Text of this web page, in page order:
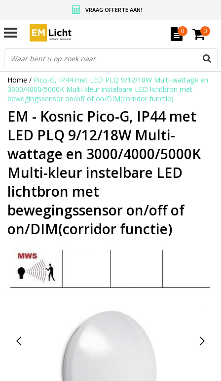
VRAAG OFFERTE AAN!
GRATIS VERZENDING BOVEN DE € 350,-
WEDERVERKOPERS KRIJGEN ALTIJD KORTING, INFORMEER!
0 0
Home / Pico-G, IP44 met LED PLQ 9/12/18W Multi-wattage en
3000/4000/5000K Multi-kleur instelbare LED lichtbron met
bewegingssensor on/off of on/DIM(corridor functie)
EM - Kosnic Pico-G, IP44 met
LED PLQ 9/12/18W Multi-
wattage en 3000/4000/5000K
Multi-kleur instelbare LED
lichtbron met
bewegingssensor on/off of
on/DIM(corridor functie)